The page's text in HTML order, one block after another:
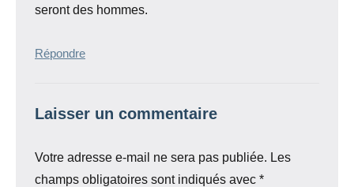
seront des hommes.
Répondre
Laisser un commentaire
Votre adresse e-mail ne sera pas publiée. Les
champs obligatoires sont indiqués avec *